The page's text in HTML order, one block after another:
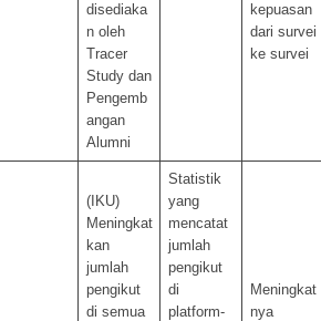
disediaka
n oleh
Tracer
Study dan
Pengemb
angan
Alumni
kepuasan
dari survei
ke survei
(IKU)
Meningkat
kan
jumlah
pengikut
di semua
Statistik
yang
mencatat
jumlah
pengikut
di
platform-
Meningkat
nya